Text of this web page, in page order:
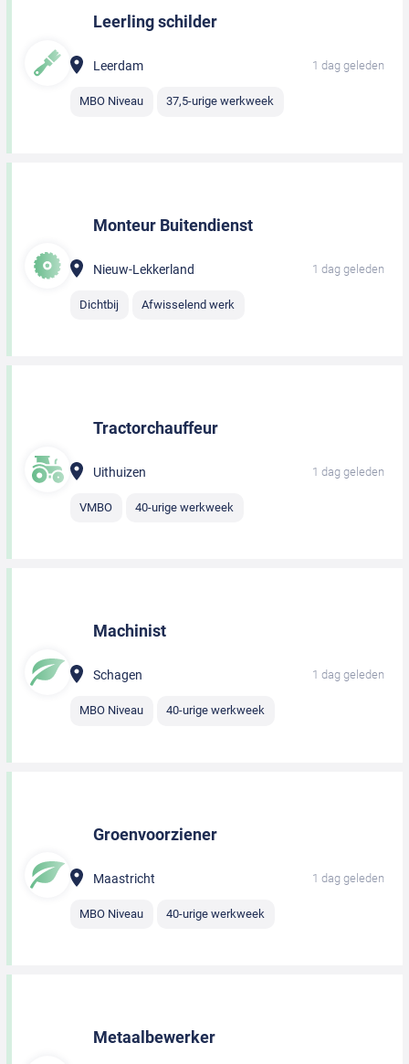
Leerling schilder
Leerdam 1 dag geleden
MBO Niveau 37,5-urige werkweek
Monteur Buitendienst
Nieuw-Lekkerland 1 dag geleden
Dichtbij Afwisselend werk
Tractorchauffeur
Uithuizen 1 dag geleden
VMBO 40-urige werkweek
Machinist
Schagen 1 dag geleden
MBO Niveau 40-urige werkweek
Groenvoorziener
Maastricht 1 dag geleden
MBO Niveau 40-urige werkweek
Metaalbewerker